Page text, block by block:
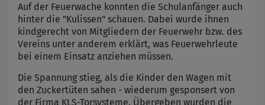
Auf der Feuerwache konnten die Schulanfänger auch
hinter die "Kulissen" schauen. Dabei wurde ihnen
kindgerecht von Mitgliedern der Feuerwehr bzw. des
Vereins unter anderem erklärt, was Feuerwehrleute
bei einem Einsatz anziehen müssen.
Die Spannung stieg, als die Kinder den Wagen mit
den Zuckertüten sahen - wiederum gesponsert von
der Firma KLS-Torsysteme. Übergeben wurden die